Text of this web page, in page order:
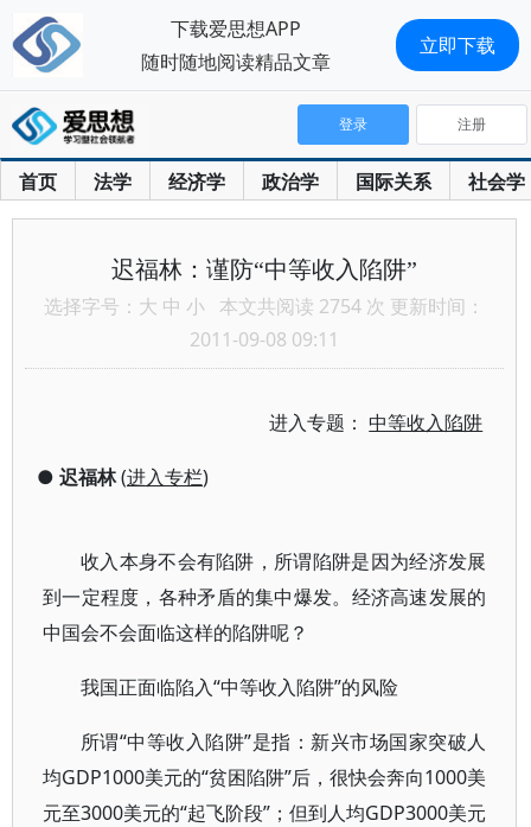
首页 法学 经济学 政治学 国际关系 社会学
登录 注册
迟福林：谨防“中等收入陷阱”
选择字号： 大 中 小 本文共阅读 2754 次 更新时间：
2011-09-08 09:11
进入专题：中等收入陷阱
● 迟福林(进入专栏)
收入本身不会有陷阱，所谓陷阱是因为经济发展
到一定程度，各种矛盾的集中爆发。经济高速发展的
中国会不会面临这样的陷阱呢？
我国正面临陷入“中等收入陷阱”的风险
所谓“中等收入陷阱”是指：新兴市场国家突破人
均GDP1000美元的“贫困陷阱”后，很快会奔向1000美
元至3000美元的“起飞阶段”；但到人均GDP3000美元
下载爱思想APP
随时随地阅读精品文章
立即下载